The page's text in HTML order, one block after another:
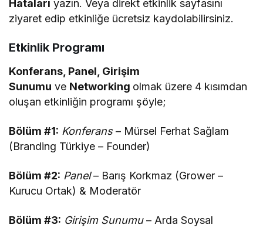
Hataları yazın. Veya direkt etkinlik sayfasını
ziyaret edip etkinliğe ücretsiz kaydolabilirsiniz.
Etkinlik Programı
Konferans, Panel, Girişim
Sunumu ve Networking olmak üzere 4 kısımdan
oluşan etkinliğin programı şöyle;
Bölüm #1: Konferans– Mürsel Ferhat Sağlam
(Branding Türkiye – Founder)
Bölüm #2: Panel– Barış Korkmaz (Grower –
Kurucu Ortak) & Moderatör
Bölüm #3: Girişim Sunumu– Arda Soysal